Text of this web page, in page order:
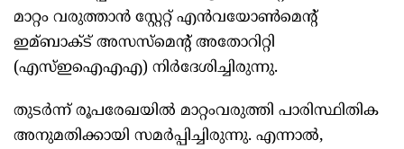
മാറ്റം വരുത്താൻ സ്റ്റേറ്റ് എൻവയോണ്‍മെന്റ്
ഇമ്ബാക്‌ട് അസസ്മെന്റ് അതോറിറ്റി
(എസ്‌ഇഐഎഎ) നിർദേശിച്ചിരുന്നു.
തുടർന്ന് രൂപരേഖയില്‍ മാറ്റംവരുത്തി പാരിസ്ഥിതിക
അനുമതിക്കായി സമർപ്പിച്ചിരുന്നു. എന്നാല്‍,